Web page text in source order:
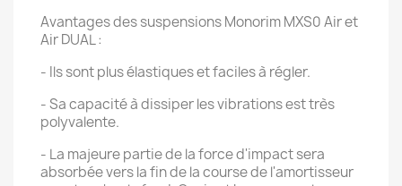
Avantages des suspensions Monorim MXS0 Air et
Air DUAL :
- Ils sont plus élastiques et faciles à régler.
- Sa capacité à dissiper les vibrations est très
polyvalente.
- La majeure partie de la force d'impact sera
absorbée vers la fin de la course de l'amortisseur